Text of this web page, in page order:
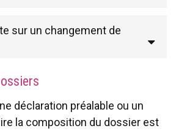
sur un changement de
déclaration préalable ou un
la composition du dossier est